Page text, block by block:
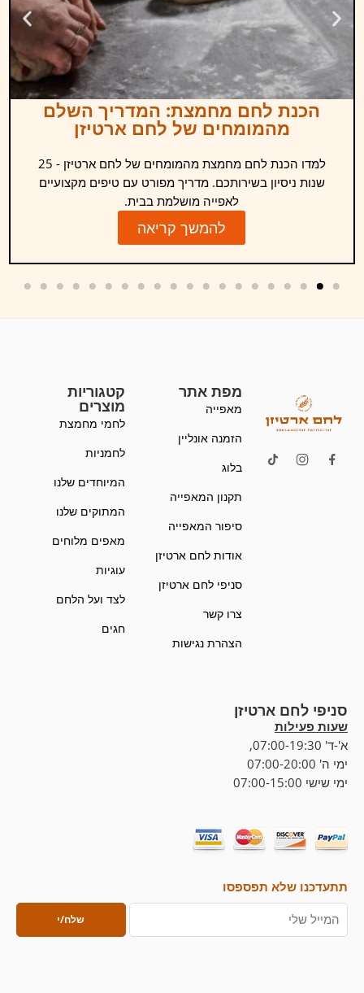
הכנת לחם מחמצת: המדריך השלם
מהמומחים של לחם ארטיזן
למדו הכנת לחם מחמצת מהמומחים של לחם ארטיזן - 25
שנות ניסיון בשירותכם. מדריך מפורט עם טיפים מקצועיים
לאפייה מושלמת בבית.
להמשך קריאה
מפת אתר
מאפייה
הזמנה אונליין
בלוג
תקנון המאפייה
סיפור המאפייה
אודות לחם ארטיזן
סניפי לחם ארטיזן
צרו קשר
הצהרת נגישות
קטגוריות
מוצרים
לחמי מחמצת
לחמניות
המיוחדים שלנו
המתוקים שלנו
מאפים מלוחים
עוגיות
לצד ועל הלחם
חגים
סניפי לחם ארטיזן
שעות פעילות
א'-ד' 07:00-19:30,
ימי ה' 07:00-20:00
ימי שישי 07:00-15:00
תתעדכנו שלא תפספסו